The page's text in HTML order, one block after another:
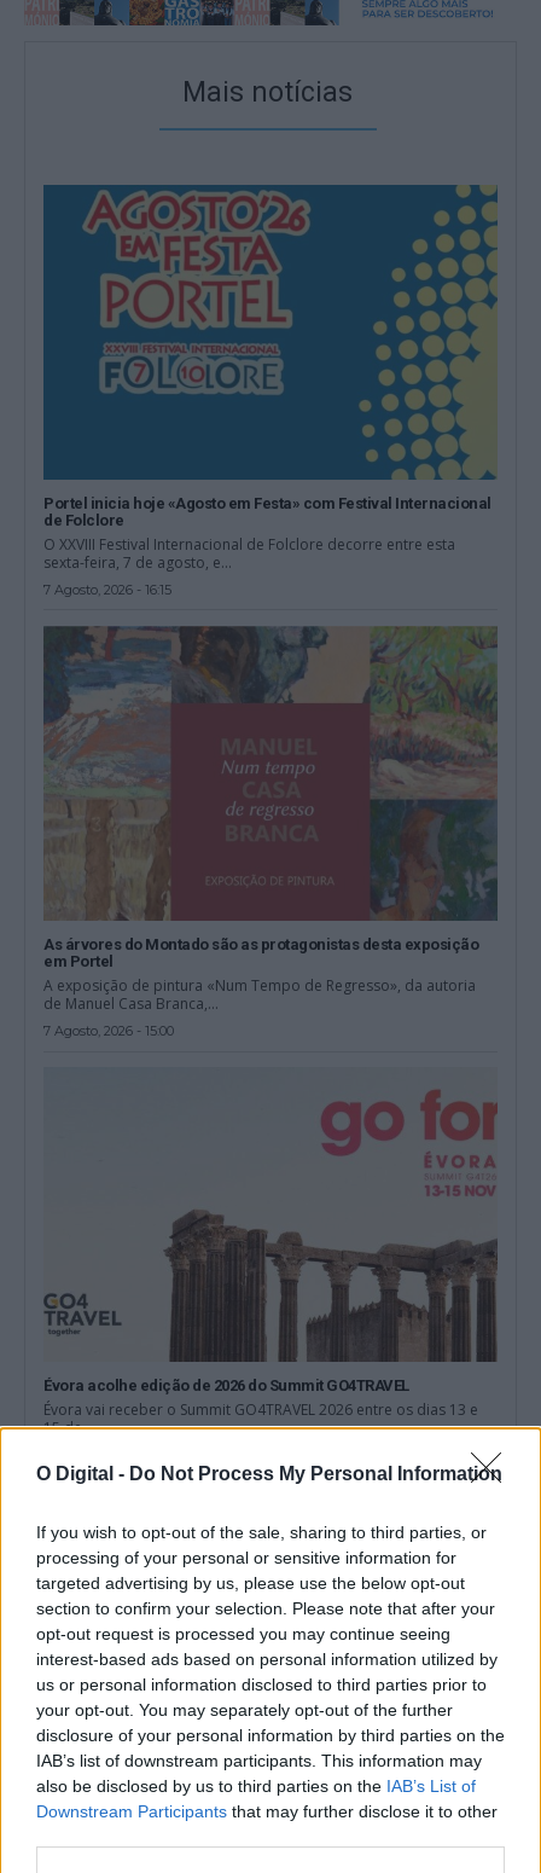
O Digital - Do Not Process My Personal Information
If you wish to opt-out of the sale, sharing to third parties, or
processing of your personal or sensitive information for
targeted advertising by us, please use the below opt-out
section to confirm your selection. Please note that after your
opt-out request is processed you may continue seeing
interest-based ads based on personal information utilized by
us or personal information disclosed to third parties prior to
your opt-out. You may separately opt-out of the further
disclosure of your personal information by third parties on the
IAB’s list of downstream participants. This information may
also be disclosed by us to third parties on the IAB’s List of
Downstream Participants that may further disclose it to other
Mais notícias
Portel inicia hoje «Agosto em Festa» com Festival Internacional
de Folclore
O XXVIII Festival Internacional de Folclore decorre entre esta
sexta-feira, 7 de agosto, e...
7 Agosto, 2026 - 16:15
As árvores do Montado são as protagonistas desta exposição
em Portel
A exposição de pintura «Num Tempo de Regresso», da autoria
de Manuel Casa Branca,...
7 Agosto, 2026 - 15:00
Évora acolhe edição de 2026 do Summit GO4TRAVEL
Évora vai receber o Summit GO4TRAVEL 2026 entre os dias 13 e
15 de...
Liga 3 arranca este fim de semana com Lusitano de Évora em
cena: Conheça o calendário
A Liga 3 Placard arranca este fim de semana, com a primeira